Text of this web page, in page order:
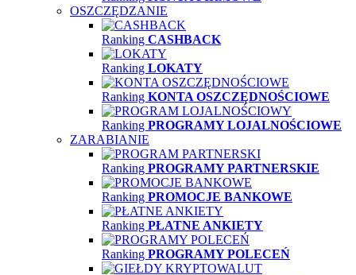
OSZCZĘDZANIE
Ranking CASHBACK
Ranking LOKATY
Ranking KONTA OSZCZĘDNOŚCIOWE
Ranking PROGRAMY LOJALNOŚCIOWE
ZARABIANIE
Ranking PROGRAMY PARTNERSKIE
Ranking PROMOCJE BANKOWE
Ranking PŁATNE ANKIETY
Ranking PROGRAMY POLECEŃ